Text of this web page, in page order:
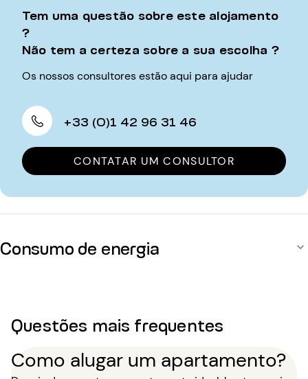
Tem uma questão sobre este alojamento
?
Não tem a certeza sobre a sua escolha ?
Os nossos consultores estão aqui para ajudar
+33 (0)1 42 96 31 46
CONTATAR UM CONSULTOR
Consumo de energia
Questões mais frequentes
Como alugar um apartamento?